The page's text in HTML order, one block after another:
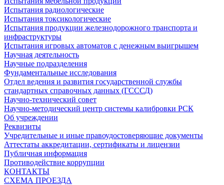
Испытания радиологические
Испытания токсикологические
Испытания продукции железнодорожного транспорта и
инфраструктуры
Испытания игровых автоматов с денежным выигрышем
Научная деятельность
Научные подразделения
Фундаментальные исследования
Отдел ведения и развития государственной службы
стандартных справочных данных (ГСССД)
Научно-технический совет
Научно-методический центр системы калибровки РСК
Об учреждении
Реквизиты
Учредительные и иные правоудостоверяющие документы
Аттестаты аккредитации, сертификаты и лицензии
Публичная информация
Противодействие коррупции
КОНТАКТЫ
СХЕМА ПРОЕЗДА